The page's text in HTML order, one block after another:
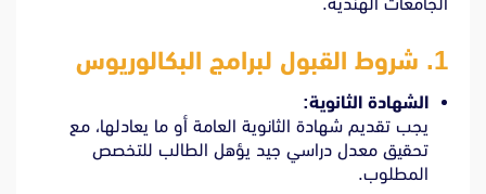
1. شروط القبول لبرامج البكالوريوس
الشهادة الثانوية:
يجب تقديم شهادة الثانوية العامة أو ما يعادلها، مع
تحقيق معدل دراسي جيد يؤهل الطالب للتخصص
المطلوب.